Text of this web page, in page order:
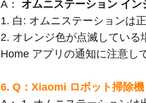
A：
オムニステーション イン
1. 白: オムニステーションは
2. オレンジ色が点滅してい
Home アプリの通知に注意し
6. Q：Xiaomi ロボット掃除